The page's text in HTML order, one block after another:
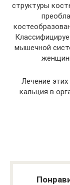
структуры
мышечной
Лечение
кальция в